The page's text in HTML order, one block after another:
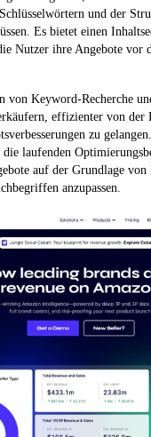
und der
Es bietet einen
Nutzer ihre Angebote vor
von Keyword-Recherche
effizienter von der
zu
die laufenden
auf der Grundlage von
anzupassen.